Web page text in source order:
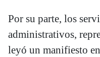
Por su parte, los
administrativos,
leyó un manifiesto